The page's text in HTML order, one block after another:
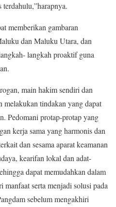
terdahulu,”harapnya.
memberikan gambaran
dan Maluku Utara, dan
langkah proaktif guna
main hakim sendiri dan
melakukan tindakan yang dapat
Pedomani protap-protap yang
kerja sama yang harmonis dan
dan sesama aparat keamanan
kearifan lokal dan adat-
dapat memudahkan dalam
manfaat serta menjadi solusi pada
sebelum mengakhiri